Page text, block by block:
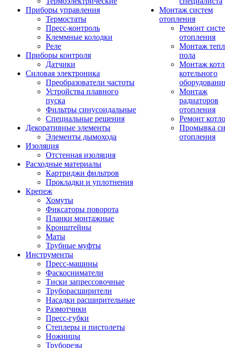
Приборы управления
Термостаты
Пресс-контроль
Клеммные колодки
Реле
Приборы контроля
Датчики
Силовая электроника
Преобразователи частоты
Устройства плавного
пуска
Фильтры синусоидальные
Специальные решения
Декоративные элементы
Элементы дымохода
Изоляция
Отстенная изоляция
Расходные материалы
Картриджи фильтров
Прокладки и уплотнения
Крепеж
Хомуты
Фиксаторы поворота
Планки монтажные
Кронштейны
Маты
Трубные муфты
Инструменты
Пресс-машины
Фаскосниматели
Тиски запрессовочные
Труборасширители
Насадки расширительные
Размотчики
Пресс-губки
Степлеры и пистолеты
Ножницы
Труборезы
Монтаж систем
отопления
Ремонт
отопления
Монтаж
пола
Монтаж
котельного
Монтаж
радиаторов
отопления
Ремонт
Промывка
отопления